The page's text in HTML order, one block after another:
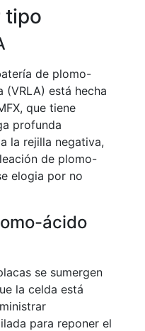
tipo
de plomo-
está hecha
que tiene
profunda
la rejilla negativa,
de plomo-
elogia por no
ácido
se sumergen
la celda está
para reponer el